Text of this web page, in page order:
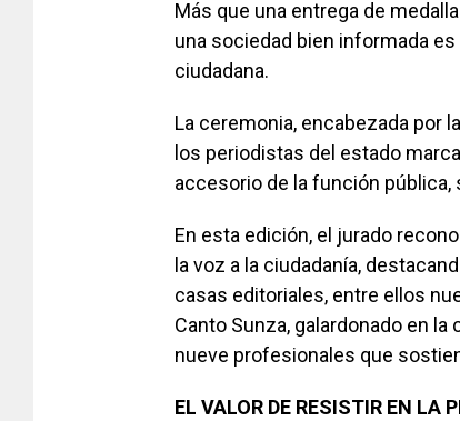
Más que una entrega de
una sociedad bien informada
ciudadana.
La ceremonia, encabezada por
los periodistas del estado
accesorio de la función pública,
En esta edición, el jurado
la voz a la ciudadanía,
casas editoriales, entre ellos
Canto Sunza, galardonado en
nueve profesionales que
EL VALOR DE RESISTIR EN LA